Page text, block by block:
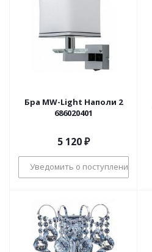
Бра MW-Light Наполи 2
686020401
5 120₽
Уведомить о поступлении